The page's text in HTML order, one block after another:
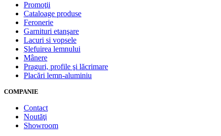
Promoţii
Cataloage produse
Feronerie
Garnituri etanşare
Lacuri si vopsele
Şlefuirea lemnului
Mânere
Praguri, profile şi lăcrimare
Placări lemn-aluminiu
COMPANIE
Contact
Noutăţi
Showroom